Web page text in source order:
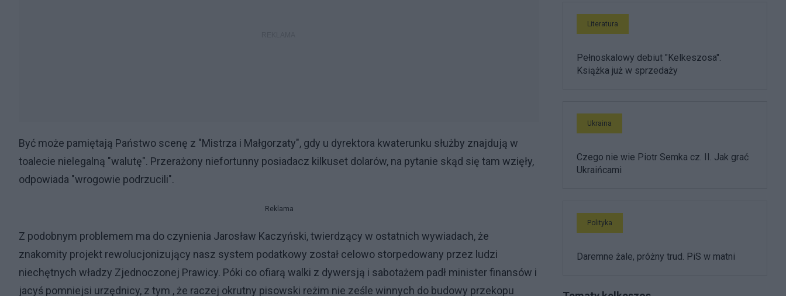
Być może pamiętają Państwo scenę z "Mistrza i Małgorzaty", gdy u dyrektora kwaterunku służby znajdują w
toalecie nielegalną "walutę". Przerażony niefortunny posiadacz kilkuset dolarów, na pytanie skąd się tam wzięły,
odpowiada "wrogowie podrzucili".
Reklama
Z podobnym problemem ma do czynienia Jarosław Kaczyński, twierdzący w ostatnich wywiadach, że
znakomity projekt rewolucjonizujący nasz system podatkowy został celowo storpedowany przez ludzi
niechętnych władzy Zjednoczonej Prawicy. Póki co ofiarą walki z dywersją i sabotażem padł minister finansów i
jacyś pomniejsi urzędnicy, z tym , że raczej okrutny pisowski reżim nie ześle winnych do budowy przekopu
Literatura
Pełnoskalowy debiut "Kelkeszosa".
Książka już w sprzedaży
Ukraina
Czego nie wie Piotr Semka cz. II. Jak grać
Ukraińcami
Polityka
Daremne żale, próżny trud. PiS w matni